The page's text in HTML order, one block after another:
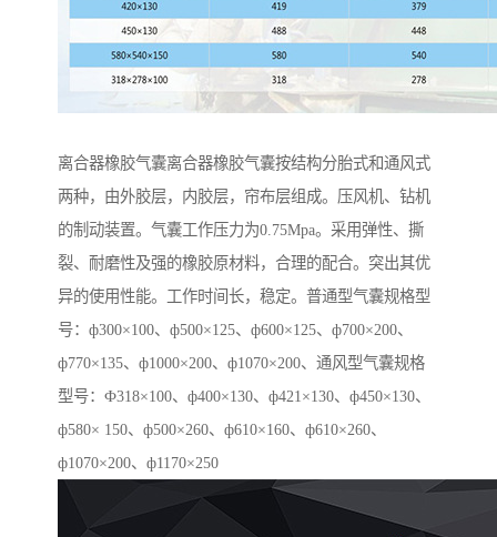
离合器橡胶气囊离合器橡胶气囊按结构分胎式和通风式
两种，由外胶层，内胶层，帘布层组成。压风机、钻机
的制动装置。气囊工作压力为0.75Mpa。采用弹性、撕
裂、耐磨性及强的橡胶原材料，合理的配合。突出其优
异的使用性能。工作时间长，稳定。普通型气囊规格型
号：ф300×100、ф500×125、ф600×125、ф700×200、
ф770×135、ф1000×200、ф1070×200、通风型气囊规格
型号：Ф318×100、ф400×130、ф421×130、ф450×130、
ф580× 150、ф500×260、ф610×160、ф610×260、
ф1070×200、ф1170×250